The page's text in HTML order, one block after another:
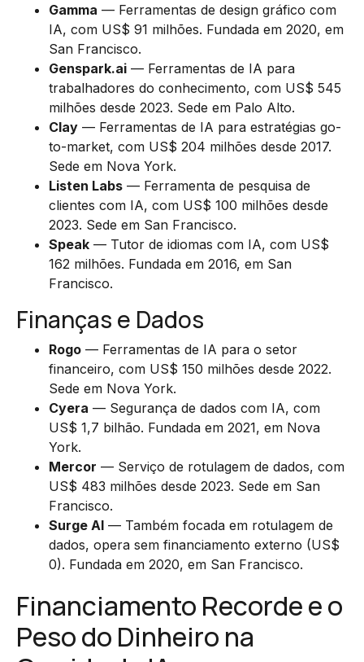
Gamma — Ferramentas de design gráfico com
IA, com US$ 91 milhões. Fundada em 2020, em
San Francisco.
Genspark.ai — Ferramentas de IA para
trabalhadores do conhecimento, com US$ 545
milhões desde 2023. Sede em Palo Alto.
Clay — Ferramentas de IA para estratégias go-
to-market, com US$ 204 milhões desde 2017.
Sede em Nova York.
Listen Labs — Ferramenta de pesquisa de
clientes com IA, com US$ 100 milhões desde
2023. Sede em San Francisco.
Speak — Tutor de idiomas com IA, com US$
162 milhões. Fundada em 2016, em San
Francisco.
Finanças e Dados
Rogo — Ferramentas de IA para o setor
financeiro, com US$ 150 milhões desde 2022.
Sede em Nova York.
Cyera — Segurança de dados com IA, com
US$ 1,7 bilhão. Fundada em 2021, em Nova
York.
Mercor — Serviço de rotulagem de dados, com
US$ 483 milhões desde 2023. Sede em San
Francisco.
Surge AI — Também focada em rotulagem de
dados, opera sem financiamento externo (US$
0). Fundada em 2020, em San Francisco.
Financiamento Recorde e o
Peso do Dinheiro na